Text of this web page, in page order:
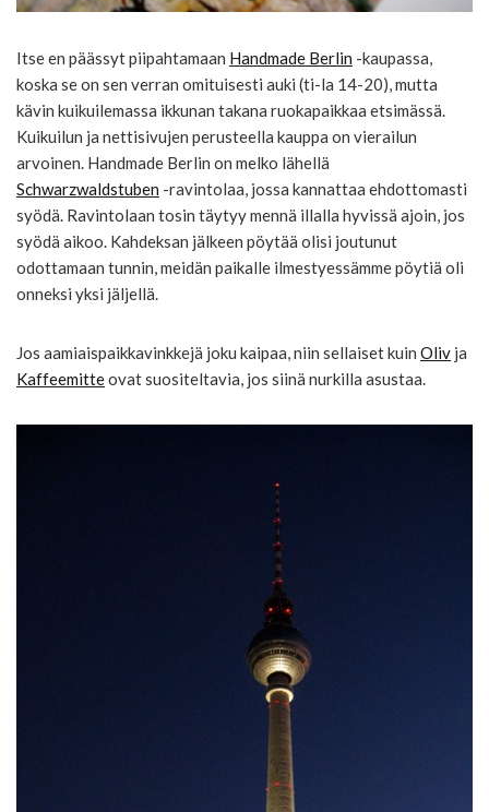
Itse en päässyt piipahtamaan Handmade Berlin -kaupassa,
koska se on sen verran omituisesti auki (ti-la 14-20), mutta
kävin kuikuilemassa ikkunan takana ruokapaikkaa etsimässä.
Kuikuilun ja nettisivujen perusteella kauppa on vierailun
arvoinen. Handmade Berlin on melko lähellä
Schwarzwaldstuben -ravintolaa, jossa kannattaa ehdottomasti
syödä. Ravintolaan tosin täytyy mennä illalla hyvissä ajoin, jos
syödä aikoo. Kahdeksan jälkeen pöytää olisi joutunut
odottamaan tunnin, meidän paikalle ilmestyessämme pöytiä oli
onneksi yksi jäljellä.
Jos aamiaispaikkavinkkejä joku kaipaa, niin sellaiset kuin Oliv ja
Kaffeemitteovat suositeltavia, jos siinä nurkilla asustaa.